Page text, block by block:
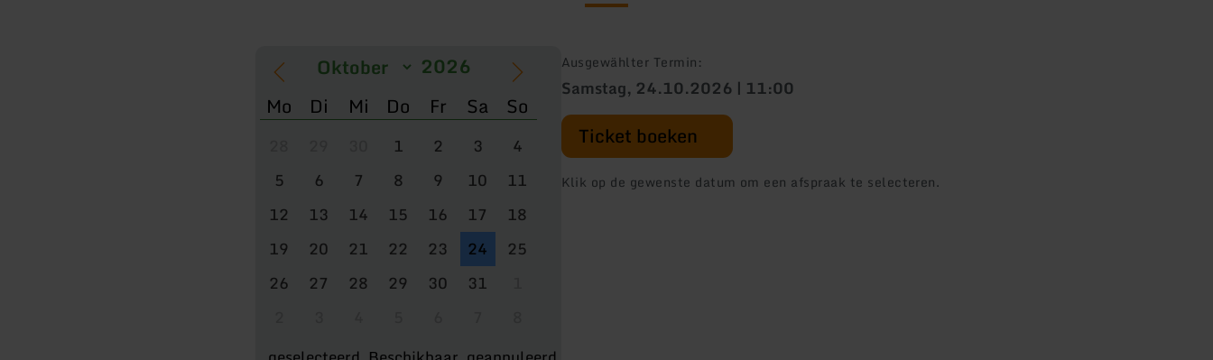
Mo Di Mi Do Fr Sa So
1 2 3
4
5
6 7 8 9 10
11
12
13 14 15 16 17
18
19
20 21 22 23 24
25
26
27 28 29 30 31
Ausgewählter Termin:
Samstag, 24.10.2026 | 11:00
Ticket boeken
Klik op de gewenste datum om een afspraak te selecteren.